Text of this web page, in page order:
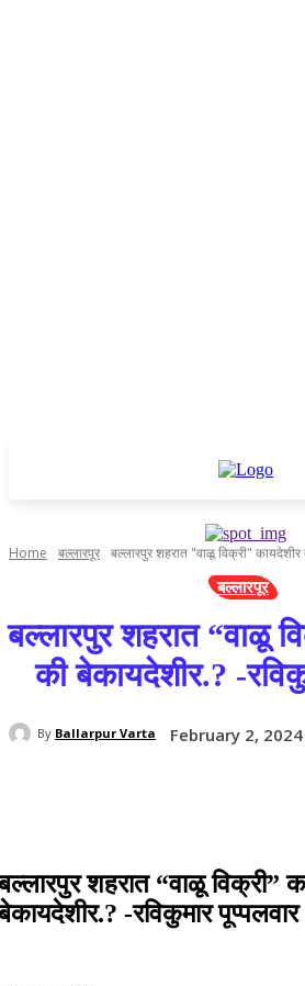
Home बल्लारपूर बल्लारपुर शहरात "वाळू विक्री"
बल्लारपूर
बल्लारपुर शहरात “वाळू
की बेकायदेशीर.? -
By Ballarpur Varta February 2, 2024
शहरात “वाळू विक्री”
-रविकुमार पूप्पलवार